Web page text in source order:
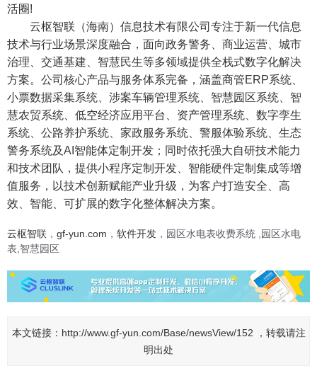
活圈!
云枢智联（海南）信息技术有限公司 专注于新一代信息
技术与行业场景深度融合，面向政务警务、商业运营、城市
治理、交通基建、智慧民生等多领域提供全栈式数字化解决
方案。公司核心产品与服务体系完备，涵盖商管ERP系统、
小票数据采集系统、涉案车辆管理系统、智慧园区系统、智
慧农贸系统、低空经济应用平台、资产管理系统、数字孪生
系统、公路养护系统、家政服务系统、警服体验系统、生态
警务系统及AI智能体定制开发；同时依托强大自研技术能力
和技术团队，提供小程序定制开发、智能硬件定制集成等增
值服务，以技术创新赋能产业升级，为客户打造安全、高
效、智能、可扩展的数字化整体解决方案。
云枢智联 ， gf-yun.com ， 软件开发 ，园区水电表收费系统 ,园区水电
表,智慧园区
本文链接： http://www.gf-yun.com/Base/newsView/152 ，转载请注
明出处